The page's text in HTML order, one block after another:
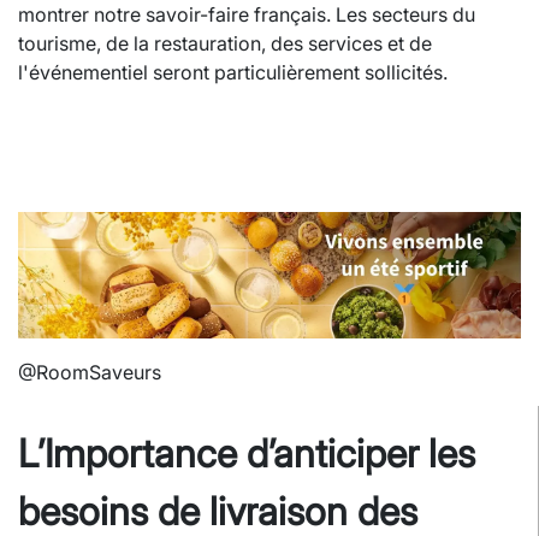
montrer notre savoir-faire français. Les secteurs du
tourisme, de la restauration, des services et de
l'événementiel seront particulièrement sollicités.
@RoomSaveurs
L’Importance d’anticiper les
besoins de livraison des